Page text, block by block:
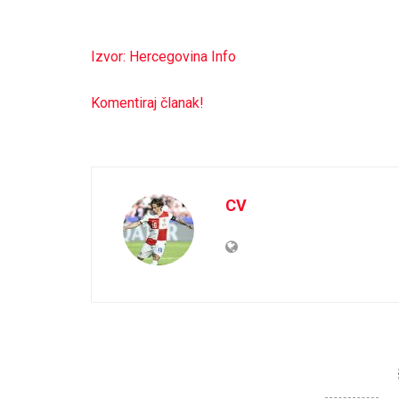
Izvor: Hercegovina Info
Komentiraj članak!
CV